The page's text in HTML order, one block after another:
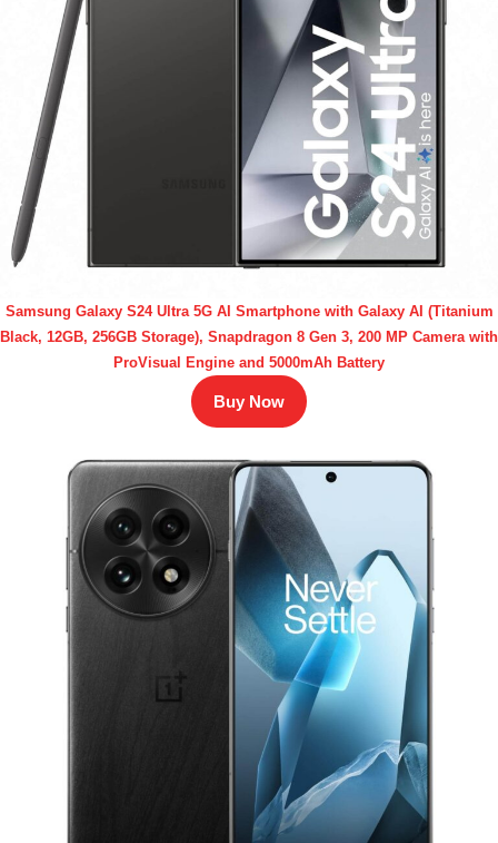
Samsung Galaxy S24 Ultra 5G AI Smartphone with Galaxy AI (Titanium
Black, 12GB, 256GB Storage), Snapdragon 8 Gen 3, 200 MP Camera with
ProVisual Engine and 5000mAh Battery
Buy Now